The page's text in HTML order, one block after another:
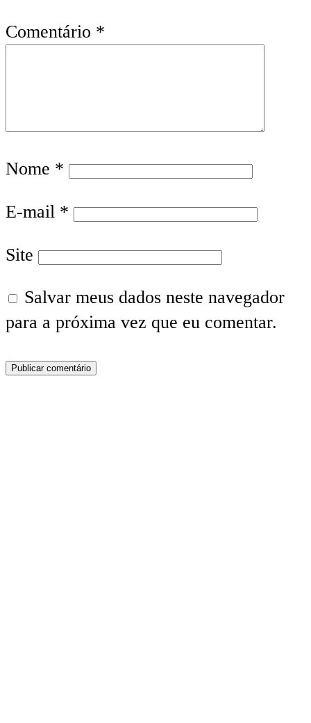
Comentário *
Nome *
E-mail *
Site
Salvar meus dados neste navegador
para a próxima vez que eu comentar.